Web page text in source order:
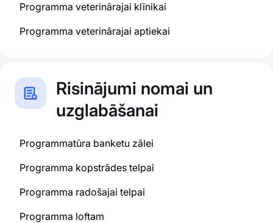
Programma veterinārajai klīnikai
Programma veterinārajai aptiekai
Risinājumi nomai un
uzglabāšanai
Programmatūra banketu zālei
Programma kopstrādes telpai
Programma radošajai telpai
Programma loftam